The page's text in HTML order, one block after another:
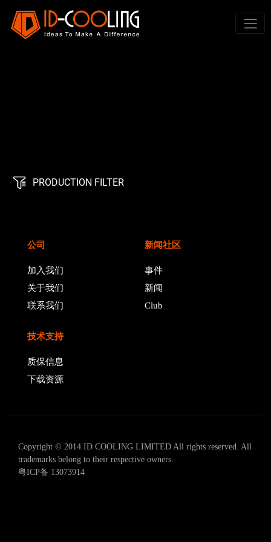
PRODUCTION FILTER
公司
加入我们
关于我们
联系我们
新闻社区
事件
新闻
Club
技术支持
质保信息
下载资源
Copyright © 2014 ID COOLING LIMITED All rights reserved. All
trademarks belong to their respective owners.
粤ICP备 13073914